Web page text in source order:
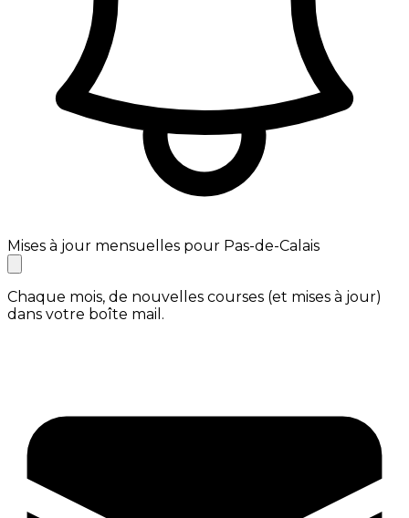
Mises à jour mensuelles pour Pas-de-Calais
Chaque mois, de nouvelles courses (et mises à jour)
dans votre boîte mail.